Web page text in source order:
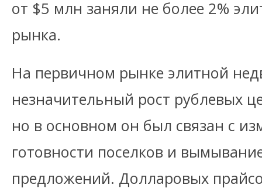
от $5 млн заняли не более 2%
рынка.
На первичном рынке элитной
незначительный рост рублевых
но в основном он был связан с
готовности поселков и
предложений. Долларовых